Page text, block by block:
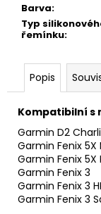
Barva:
Typ
řemínku:
Popis
Kompatibilní s
Garmin D2
Garmin Fenix
Garmin Fenix 5X
Garmin Fenix 3
Garmin Fenix 3
Garmin Fenix 3